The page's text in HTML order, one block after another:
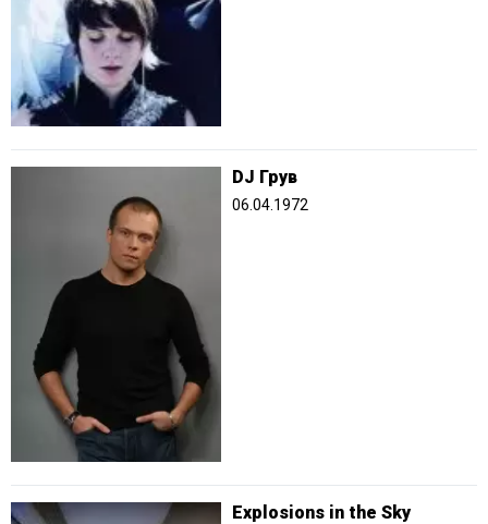
DJ Грув
06.04.1972
Explosions in the Sky